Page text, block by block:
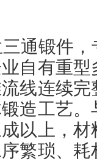
通锻件
自有重
线连续
造工艺
以上，
繁琐、